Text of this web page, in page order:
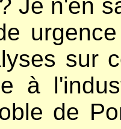
Je n'en
sur
à
de